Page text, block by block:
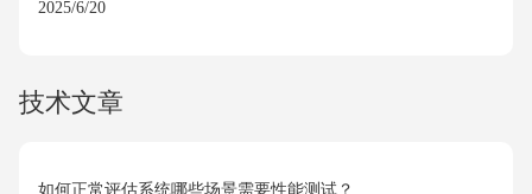
2025/6/20
技术文章
如何正常评估系统哪些场景需要性能测试？